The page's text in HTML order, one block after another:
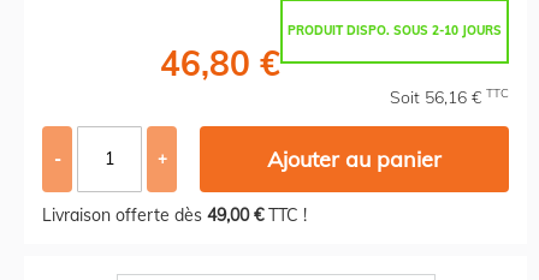
PRODUIT DISPO. SOUS 2-10 JOURS
46,80 €
Soit 56,16 € TTC
- + Ajouter au panier
Livraison offerte dès 49,00 €TTC !